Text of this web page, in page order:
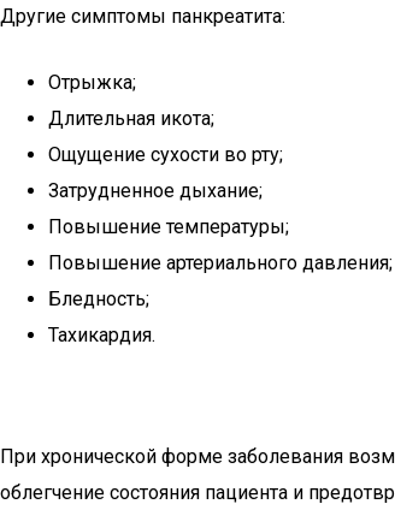
Другие симптомы панкреатита:
Отрыжка;
Длительная икота;
Ощущение сухости во рту;
Затрудненное дыхание;
Повышение температуры;
Повышение артериального давления;
Бледность;
Тахикардия.
При хронической форме заболевания
облегчение состояния пациента и